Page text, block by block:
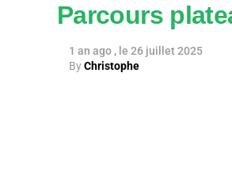
Parcours
1 an ago
26 juillet 2025
ByChristophe